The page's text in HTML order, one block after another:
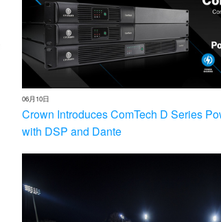
06月10日
Crown Introduces ComTech D Series
with DSP and Dante